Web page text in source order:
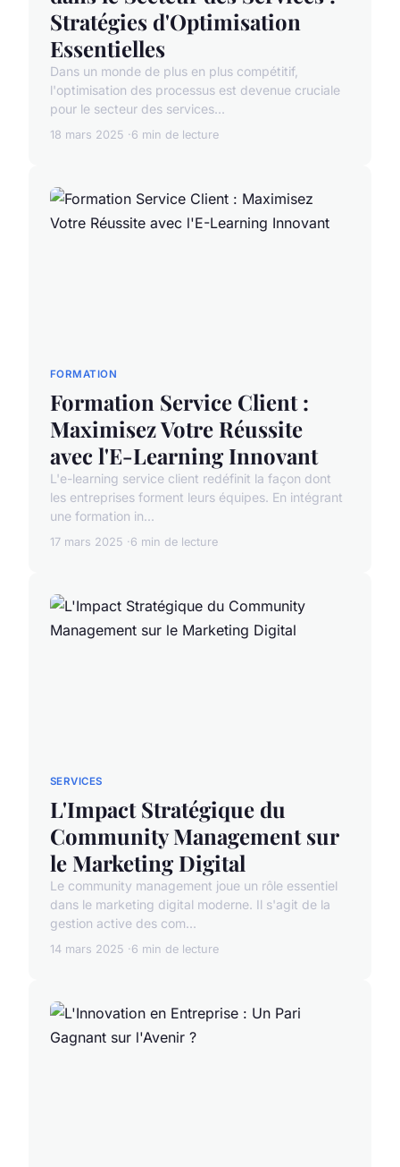
Stratégies d'Optimisation
Essentielles
Dans un monde de plus en plus compétitif,
l'optimisation des processus est devenue cruciale
pour le secteur des services...
18 mars 2025 6 min de lecture
FORMATION
Formation Service Client :
Maximisez Votre Réussite
avec l'E-Learning Innovant
L'e-learning service client redéfinit la façon dont
les entreprises forment leurs équipes. En intégrant
une formation in...
17 mars 2025 6 min de lecture
SERVICES
L'Impact Stratégique du
Community Management sur
le Marketing Digital
Le community management joue un rôle essentiel
dans le marketing digital moderne. Il s'agit de la
gestion active des com...
14 mars 2025 6 min de lecture